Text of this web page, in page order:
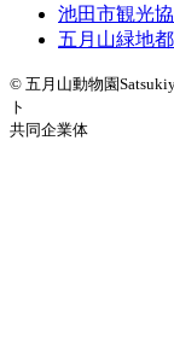
池田市観光
五月山緑地
© 五月山動物園
ト
共同企業体